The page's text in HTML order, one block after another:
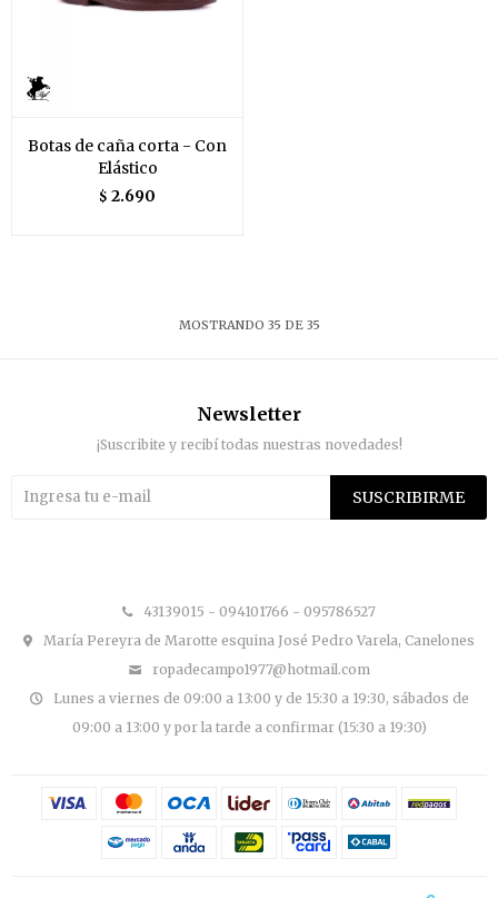
Botas de caña corta - Con
Elástico
$ 2.690
MOSTRANDO 35 DE 35
43139015 - 094101766 - 095786527
María Pereyra de Marotte esquina José Pedro Varela, Canelones
ropadecampo1977@hotmail.com
Lunes a viernes de 09:00 a 13:00 y de 15:30 a 19:30, sábados de
09:00 a 13:00 y por la tarde a confirmar (15:30 a 19:30)
Newsletter
¡Suscribite y recibí todas nuestras novedades!
SUSCRIBIRME